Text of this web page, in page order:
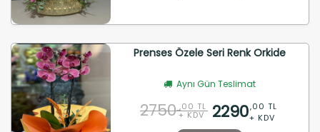
Prenses Özele Seri Renk Orkide
Aynı Gün Teslimat
2750 ,00 TL
+ KDV 2290,00 TL
+ KDV